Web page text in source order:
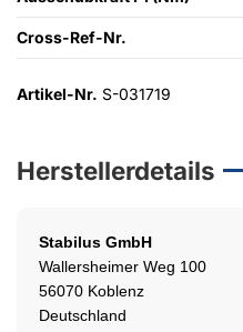
Cross-Ref-Nr.
Artikel-Nr. S-031719
Herstellerdetails
Stabilus GmbH
Wallersheimer Weg 100
56070 Koblenz
Deutschland